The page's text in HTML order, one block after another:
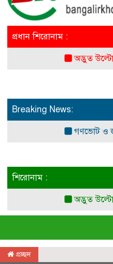
প্রধান শিরোনাম :
অদ্ভুত
Breaking News:
গণভোট ও
শিরোনাম :
অদ্ভুত
প্রচ্ছদ